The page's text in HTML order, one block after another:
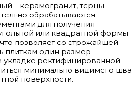
– керамогранит, торцы
обрабатываются
для получения
или квадратной формы
позволяет со строжайшей
плиткам один размер
укладке ректифицированной
минимально видимого шва
поверхности.